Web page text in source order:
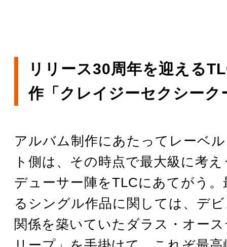
リリース30周年を迎える
作「クレイジーセクシーク
アルバム制作にあたってレーベ
ト側は、その時点で最大級に考
デューサー陣をTLCにあてがう
るシングル作品に関しては、デ
関係を築いていたダラス・オー